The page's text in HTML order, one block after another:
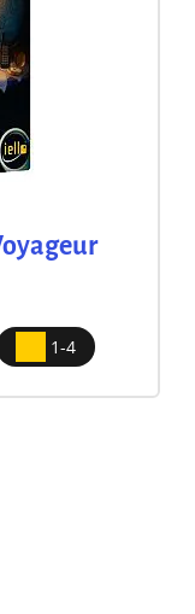
1-4